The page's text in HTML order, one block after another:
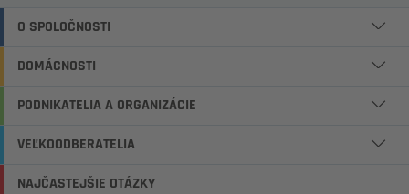
O SPOLOČNOSTI
DOMÁCNOSTI
PODNIKATELIA A ORGANIZÁCIE
VEĽKOODBERATELIA
NAJČASTEJŠIE OTÁZKY